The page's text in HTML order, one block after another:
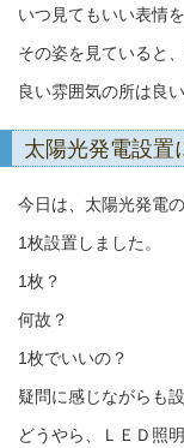
いつ見てもいい表情
その姿を見ていると
良い雰囲気の所は良
太陽光発電設置
今日は、太陽光発電
1枚設置しました。
1枚？
何故？
1枚でいいの？
疑問に感じながらも設
どうやら、ＬＥＤ照